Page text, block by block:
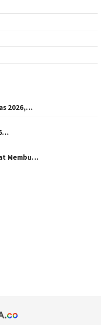
2026,…
Membu…